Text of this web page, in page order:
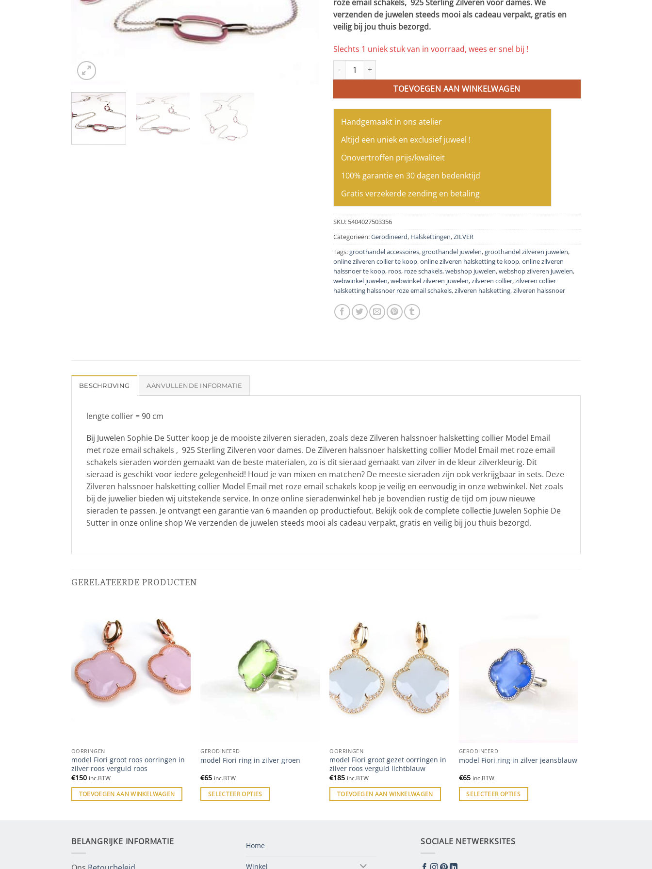
roze email schakels, 925 Sterling Zilveren voor dames. We
verzenden de juwelen steeds mooi als cadeau verpakt, gratis en
veilig bij jou thuis bezorgd.
Slechts 1 uniek stuk van in voorraad, wees er snel bij !
Zilveren halssnoer halsketting collier Model Email met roze email schakels aantal
TOEVOEGEN AAN WINKELWAGEN
Handgemaakt in ons atelier
Altijd een uniek en exclusief juweel !
Onovertroffen prijs/kwaliteit
100% garantie en 30 dagen bedenktijd
Gratis verzekerde zending en betaling
SKU: 5404027503356
Categorieën:Gerodineerd, Halskettingen,ZILVER
Tags:groothandel accessoires,groothandel juwelen,groothandel zilveren juwelen,
online zilveren collier te koop,online zilveren halsketting te koop,online zilveren
halssnoer te koop, roos, roze schakels,webshop juwelen,webshop zilveren juwelen,
webwinkel juwelen,webwinkel zilveren juwelen,zilveren collier,zilveren collier
halsketting halssnoer roze email schakels,zilveren halsketting,zilveren halssnoer
BESCHRIJVING AANVULLENDE INFORMATIE
lengte collier = 90 cm
Bij Juwelen Sophie De Sutter koop je de mooiste zilveren sieraden, zoals deze Zilveren halssnoer halsketting collier Model Email
met roze email schakels , 925 Sterling Zilveren voor dames. De Zilveren halssnoer halsketting collier Model Email met roze email
schakels sieraden worden gemaakt van de beste materialen, zo is dit sieraad gemaakt van zilver in de kleur zilverkleurig. Dit
sieraad is geschikt voor iedere gelegenheid! Houd je van mixen en matchen? De meeste sieraden zijn ook verkrijgbaar in sets. Deze
Zilveren halssnoer halsketting collier Model Email met roze email schakels koop je veilig en eenvoudig in onze webwinkel. Net zoals
bij de juwelier bieden wij uitstekende service. In onze online sieradenwinkel heb je bovendien rustig de tijd om jouw nieuwe
sieraden te passen. Je ontvangt een garantie van 6 maanden op productiefout. Bekijk ook de complete collectie Juwelen Sophie De
Sutter in onze online shop We verzenden de juwelen steeds mooi als cadeau verpakt, gratis en veilig bij jou thuis bezorgd.
GERELATEERDE PRODUCTEN
OORRINGEN
model Fiori groot roos oorringen in
zilver roos verguld roos
€150 inc.BTW
TOEVOEGEN AAN WINKELWAGEN
GERODINEERD
model Fiori ring in zilver groen
€65 inc.BTW
SELECTEER OPTIES
OORRINGEN
model Fiori groot gezet oorringen in
zilver roos verguld lichtblauw
€185 inc.BTW
TOEVOEGEN AAN WINKELWAGEN
GERODINEERD
model Fiori ring in zilver jeansblauw
€65 inc.BTW
SELECTEER OPTIES
BELANGRIJKE INFORMATIE Home
Winkel
SOCIALE NETWERKSITES